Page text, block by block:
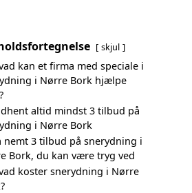
skjul
kan et firma med speciale i
i Nørre Bork hjælpe
altid mindst 3 tilbud på
i Nørre Bork
nemt 3 tilbud på snerydning i
Bork, du kan være tryg ved
koster snerydning i Nørre